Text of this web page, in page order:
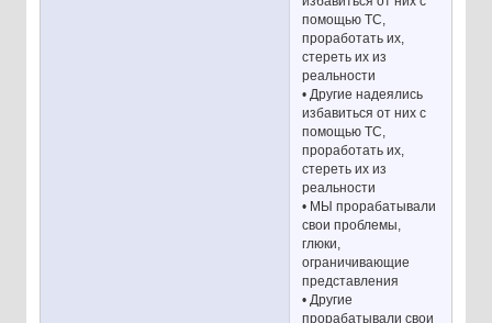
помощью ТС,
проработать их,
стереть их из
реальности
• Другие надеялись
избавиться от них с
помощью ТС,
проработать их,
стереть их из
реальности
• МЫ прорабатывали
свои проблемы,
глюки,
ограничивающие
представления
• Другие
прорабатывали свои